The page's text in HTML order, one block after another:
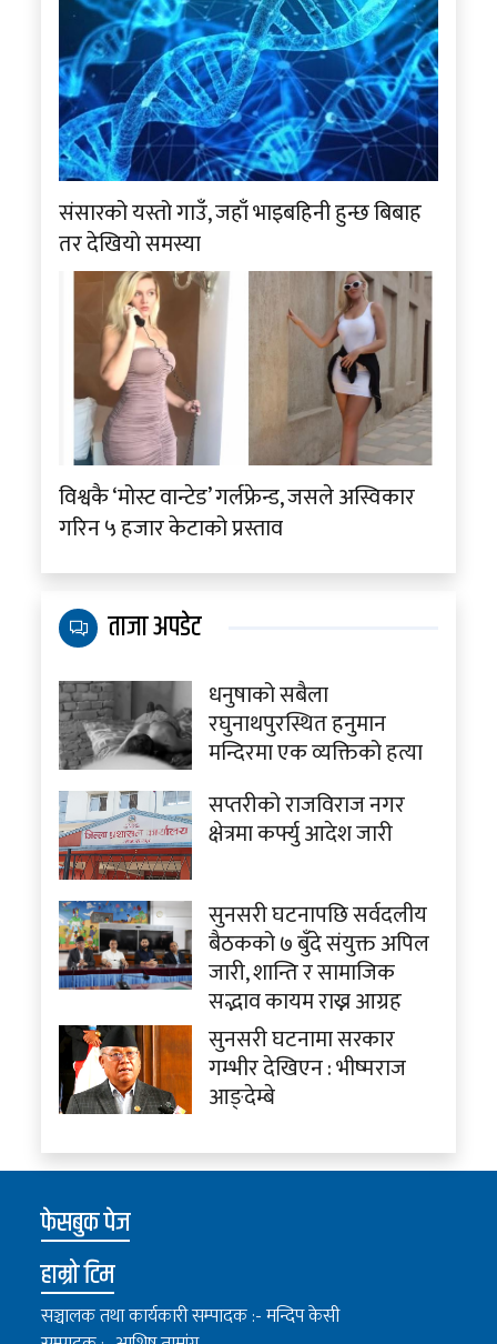
संसारको यस्तो गाउँ, जहाँ भाइबहिनी हुन्छ बिबाह
तर देखियाे समस्या
विश्वकै ‘मोस्ट वान्टेड’ गर्लफ्रेन्ड, जसले अस्विकार
गरिन ५ हजार केटाको प्रस्ताव
ताजा अपडेट
धनुषाको सबैला
रघुनाथपुरस्थित हनुमान
मन्दिरमा एक व्यक्तिको हत्या
सप्तरीको राजविराज नगर
क्षेत्रमा कर्फ्यु आदेश जारी
सुनसरी घटनापछि सर्वदलीय
बैठकको ७ बुँदे संयुक्त अपिल
जारी, शान्ति र सामाजिक
सद्भाव कायम राख्न आग्रह
सुनसरी घटनामा सरकार
गम्भीर देखिएन : भीष्मराज
आङ्देम्बे
फेसबुक पेज
हाम्रो टिम
सञ्चालक तथा कार्यकारी सम्पादक :- मन्दिप केसी